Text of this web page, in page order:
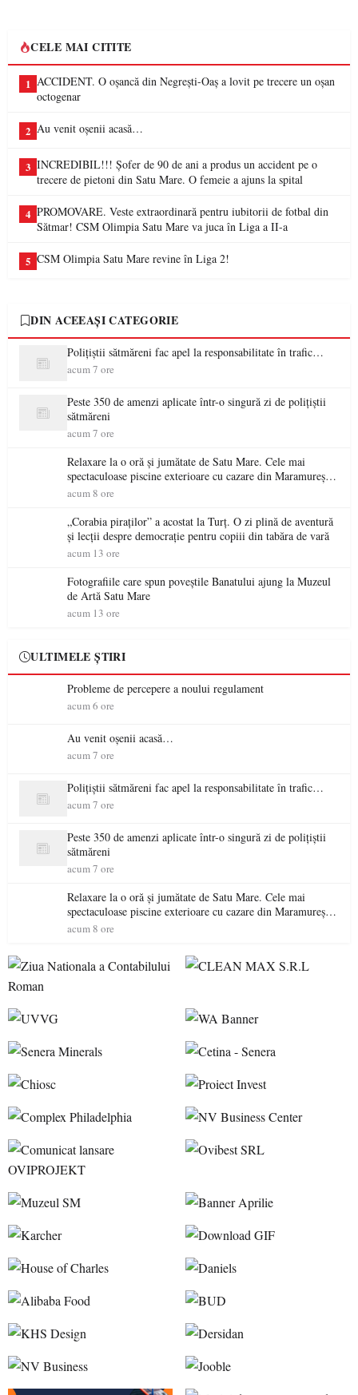
CELE MAI CITITE
1 ACCIDENT. O oșancă din Negrești-Oaș a lovit pe trecere un oșan
octogenar
2 Au venit oșenii acasă…
3 INCREDIBIL!!! Șofer de 90 de ani a produs un accident pe o
trecere de pietoni din Satu Mare. O femeie a ajuns la spital
4 PROMOVARE. Veste extraordinară pentru iubitorii de fotbal din
Sătmar! CSM Olimpia Satu Mare va juca în Liga a II-a
5 CSM Olimpia Satu Mare revine în Liga 2!
DIN ACEEAȘI CATEGORIE
Polițiștii sătmăreni fac apel la responsabilitate în trafic…
acum 7 ore
Peste 350 de amenzi aplicate într-o singură zi de polițiștii
sătmăreni
acum 7 ore
Relaxare la o oră și jumătate de Satu Mare. Cele mai
spectaculoase piscine exterioare cu cazare din Maramureș,
ideale pentru o escapadă de vară
acum 8 ore
„Corabia piraților” a acostat la Turț. O zi plină de aventură
și lecții despre democrație pentru copiii din tabăra de vară
acum 13 ore
Fotografiile care spun poveștile Banatului ajung la Muzeul
de Artă Satu Mare
acum 13 ore
ULTIMELE ȘTIRI
Probleme de percepere a noului regulament
acum 6 ore
Au venit oșenii acasă…
acum 7 ore
Polițiștii sătmăreni fac apel la responsabilitate în trafic…
acum 7 ore
Peste 350 de amenzi aplicate într-o singură zi de polițiștii
sătmăreni
acum 7 ore
Relaxare la o oră și jumătate de Satu Mare. Cele mai
spectaculoase piscine exterioare cu cazare din Maramureș,
ideale pentru o escapadă de vară
acum 8 ore